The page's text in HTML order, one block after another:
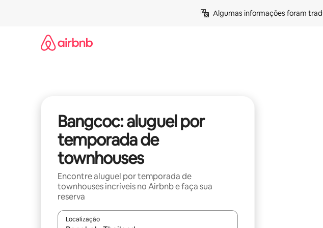
Algumas informações foram
Bangcoc: aluguel por
temporada de
townhouses
Encontre aluguel por temporada de
townhouses incríveis no Airbnb e faça sua
reserva
Localização